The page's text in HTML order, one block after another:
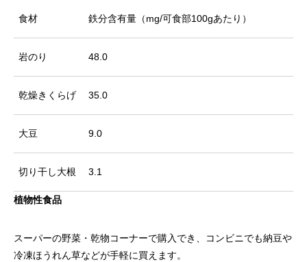
食材 鉄分含有量（mg/可食部100gあたり）
岩のり 48.0
乾燥きくらげ 35.0
大豆 9.0
切り干し大根 3.1
植物性食品
スーパーの野菜・乾物コーナーで購入でき、コンビニでも納豆や
冷凍ほうれん草などが手軽に買えます。